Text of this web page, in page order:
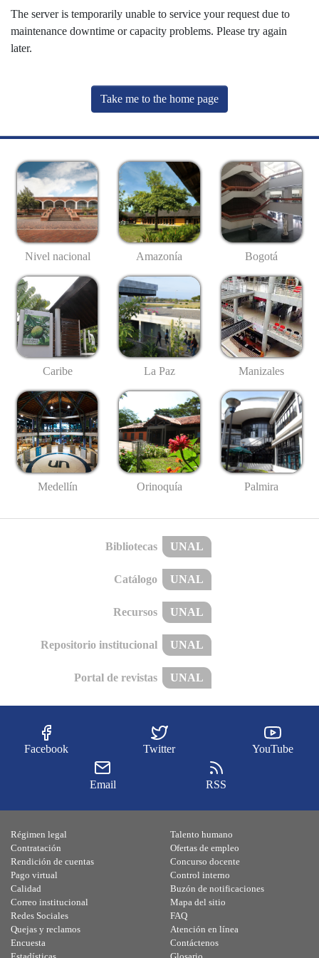
The server is temporarily unable to service your request due to
maintenance downtime or capacity problems. Please try again
later.
Take me to the home page
Nivel nacional Amazonía Bogotá
Caribe La Paz Manizales
Medellín Orinoquía Palmira
Bibliotecas UNAL
Catálogo UNAL
Recursos UNAL
Repositorio institucional UNAL
Portal de revistas UNAL
Facebook Twitter YouTube
Email RSS
Régimen legal
Contratación
Rendición de cuentas
Pago virtual
Calidad
Talento humano
Ofertas de empleo
Concurso docente
Control interno
Buzón de notificaciones
Correo institucional
Redes Sociales
Quejas y reclamos
Encuesta
Mapa del sitio
FAQ
Atención en línea
Contáctenos